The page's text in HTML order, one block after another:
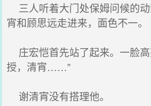
三人听着大门处保姆问候的
宵和顾思远走进来，面色不一。
庄宏恺首先站了起来。一脸高
授，清宵……”
谢清宵没有搭理他。